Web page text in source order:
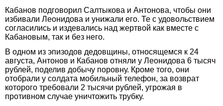
Кабанов подговорил Салтыкова и Антонова, чтобы они
избивали Леонидова и унижали его. Те с удовольствием
согласились и издевались над жертвой как вместе с
Кабановым, так и без него.
В одном из эпизодов дедовщины, относящемся к 24
августа, Антонов и Кабанов отняли у Леонидова 6 тысяч
рублей, поделив добычу поровну. Кроме того, они
отобрали у солдата мобильный телефон, за возврат
которого требовали 2 тысячи рублей, угрожая в
противном случае уничтожить трубку.